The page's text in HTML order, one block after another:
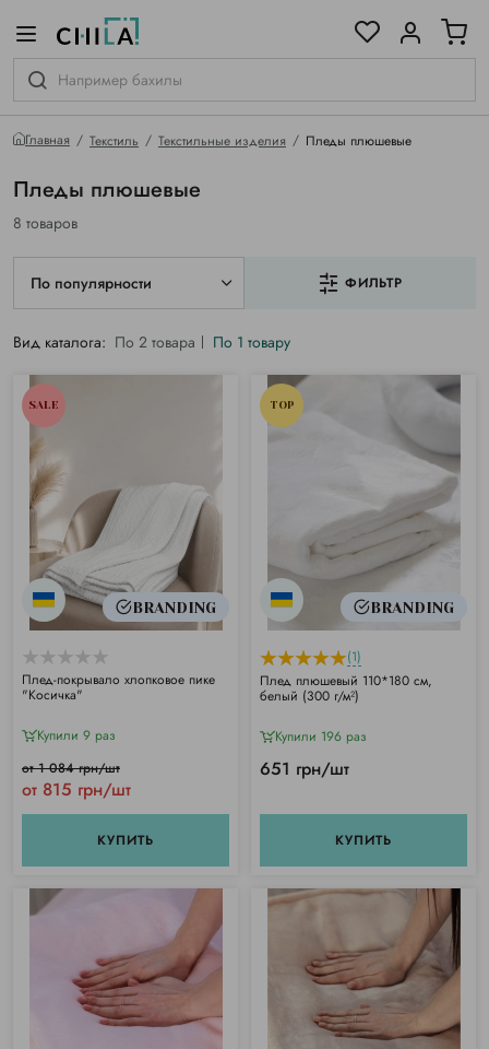
Главная Текстиль Текстильные изделия Пледы плюшевые
Пледы плюшевые
8 товаров
По популярности ФИЛЬТР
Вид каталога: По 2 товара По 1 товару
SALE
BRANDING
Плед-покрывало хлопковое пике
"Косичка"
Купили 9 раз
от 815 грн/шт
от 1 084 грн/шт
КУПИТЬ
TOP
BRANDING
(1)
Плед плюшевый 110*180 см,
белый (300 г/м²)
Купили 196 раз
651 грн/шт
КУПИТЬ
гамме